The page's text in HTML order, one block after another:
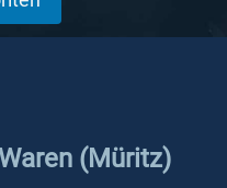
(Müritz)